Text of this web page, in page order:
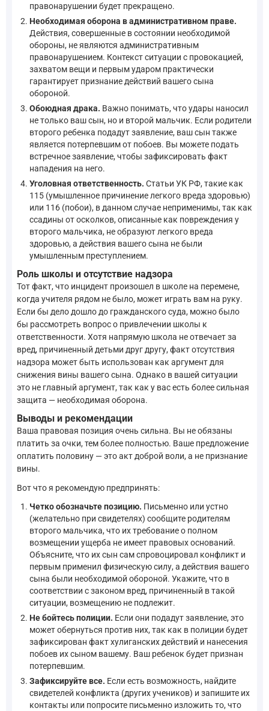
правонарушении будет прекращено.
Необходимая оборона в административном праве.
Действия, совершенные в состоянии необходимой
обороны, не являются административным
правонарушением. Контекст ситуации с провокацией,
захватом вещи и первым ударом практически
гарантирует признание действий вашего сына
обороной.
Обоюдная драка. Важно понимать, что удары наносил
не только ваш сын, но и второй мальчик. Если родители
второго ребенка подадут заявление, ваш сын также
является потерпевшим от побоев. Вы можете подать
встречное заявление, чтобы зафиксировать факт
нападения на него.
Уголовная ответственность. Статьи УК РФ, такие как
115 (умышленное причинение легкого вреда здоровью)
или 116 (побои), в данном случае неприменимы, так как
ссадины от осколков, описанные как повреждения у
второго мальчика, не образуют легкого вреда
здоровью, а действия вашего сына не были
умышленным преступлением.
Роль школы и отсутствие надзора
Тот факт, что инцидент произошел в школе на перемене,
когда учителя рядом не было, может играть вам на руку.
Если бы дело дошло до гражданского суда, можно было
бы рассмотреть вопрос о привлечении школы к
ответственности. Хотя напрямую школа не отвечает за
вред, причиненный детьми друг другу, факт отсутствия
надзора может быть использован как аргумент для
снижения вины вашего сына. Однако в вашей ситуации
это не главный аргумент, так как у вас есть более сильная
защита — необходимая оборона.
Выводы и рекомендации
Ваша правовая позиция очень сильна. Вы не обязаны
платить за очки, тем более полностью. Ваше предложение
оплатить половину — это акт доброй воли, а не признание
вины.
Вот что я рекомендую предпринять:
Четко обозначьте позицию. Письменно или устно
(желательно при свидетелях) сообщите родителям
второго мальчика, что их требование о полном
возмещении ущерба не имеет правовых оснований.
Объясните, что их сын сам спровоцировал конфликт и
первым применил физическую силу, а действия вашего
сына были необходимой обороной. Укажите, что в
соответствии с законом вред, причиненный в такой
ситуации, возмещению не подлежит.
Не бойтесь полиции. Если они подадут заявление, это
может обернуться против них, так как в полиции будет
зафиксирован факт хулиганских действий и нанесения
побоев их сыном вашему. Ваш ребенок будет признан
потерпевшим.
Зафиксируйте все. Если есть возможность, найдите
свидетелей конфликта (других учеников) и запишите их
контакты или попросите письменно изложить то, что